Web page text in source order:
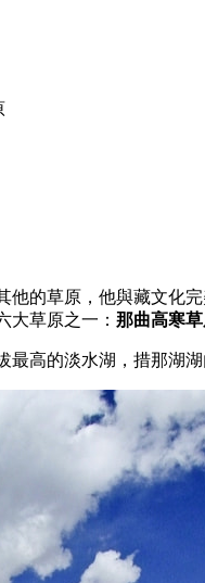
他的草原，他與藏文化
大草原之一： 那曲高寒
最高的淡水湖，措那湖